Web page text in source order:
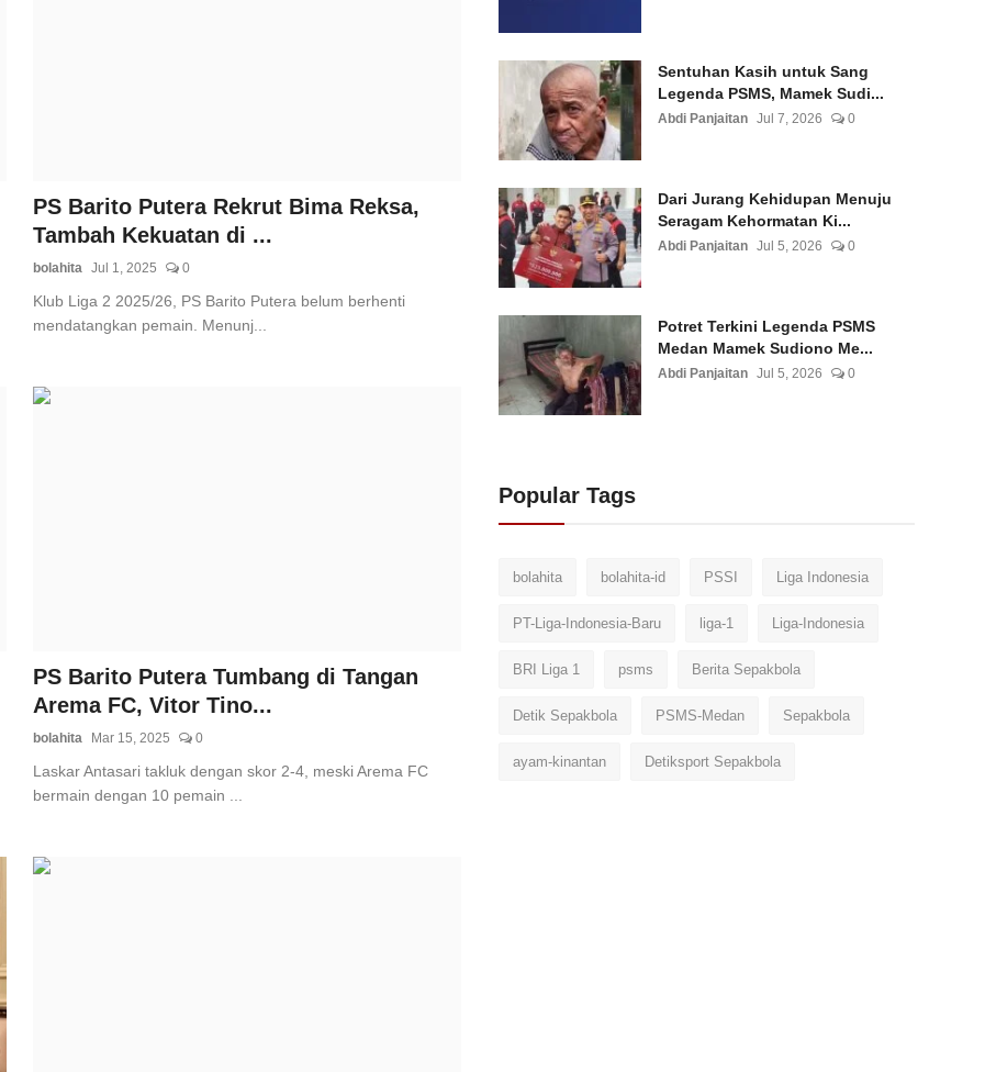
PS Barito Putera Rekrut Bima Reksa,
Tambah Kekuatan di ...
bolahita Jul 1, 2025 0
Klub Liga 2 2025/26, PS Barito Putera belum berhenti
mendatangkan pemain. Menunj...
PS Barito Putera Tumbang di Tangan
Arema FC, Vitor Tino...
bolahita Mar 15, 2025 0
Laskar Antasari takluk dengan skor 2-4, meski Arema FC
bermain dengan 10 pemain ...
Sentuhan Kasih untuk Sang
Legenda PSMS, Mamek Sudi...
Abdi Panjaitan Jul 7, 2026 0
Dari Jurang Kehidupan Menuju
Seragam Kehormatan Ki...
Abdi Panjaitan Jul 5, 2026 0
Potret Terkini Legenda PSMS
Medan Mamek Sudiono Me...
Abdi Panjaitan Jul 5, 2026 0
Popular Tags
bolahita bolahita-id PSSI Liga Indonesia
PT-Liga-Indonesia-Baru liga-1 Liga-Indonesia
BRI Liga 1 psms Berita Sepakbola
Detik Sepakbola PSMS-Medan Sepakbola
ayam-kinantan Detiksport Sepakbola